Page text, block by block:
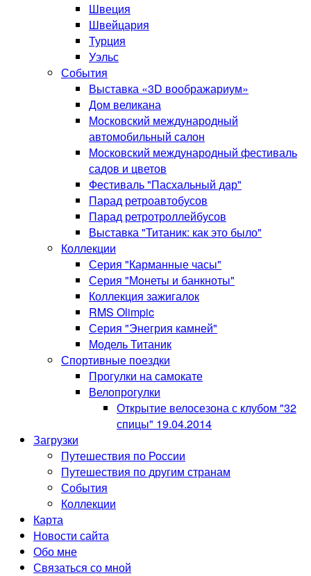
Швеция
Швейцария
Турция
Уэльс
События
Выставка «3D воображариум»
Дом великана
Московский международный
автомобильный салон
Московский международный фестиваль
садов и цветов
Фестиваль "Пасхальный дар"
Парад ретроавтобусов
Парад ретротроллейбусов
Выставка "Титаник: как это было"
Коллекции
Серия "Карманные часы"
Серия "Монеты и банкноты"
Коллекция зажигалок
RMS Olimpic
Серия "Энегрия камней"
Модель Титаник
Спортивные поездки
Прогулки на самокате
Велопрогулки
Открытие велосезона с клубом "32
спицы" 19.04.2014
Загрузки
Путешествия по России
Путешествия по другим странам
События
Коллекции
Карта
Новости сайта
Обо мне
Связаться со мной